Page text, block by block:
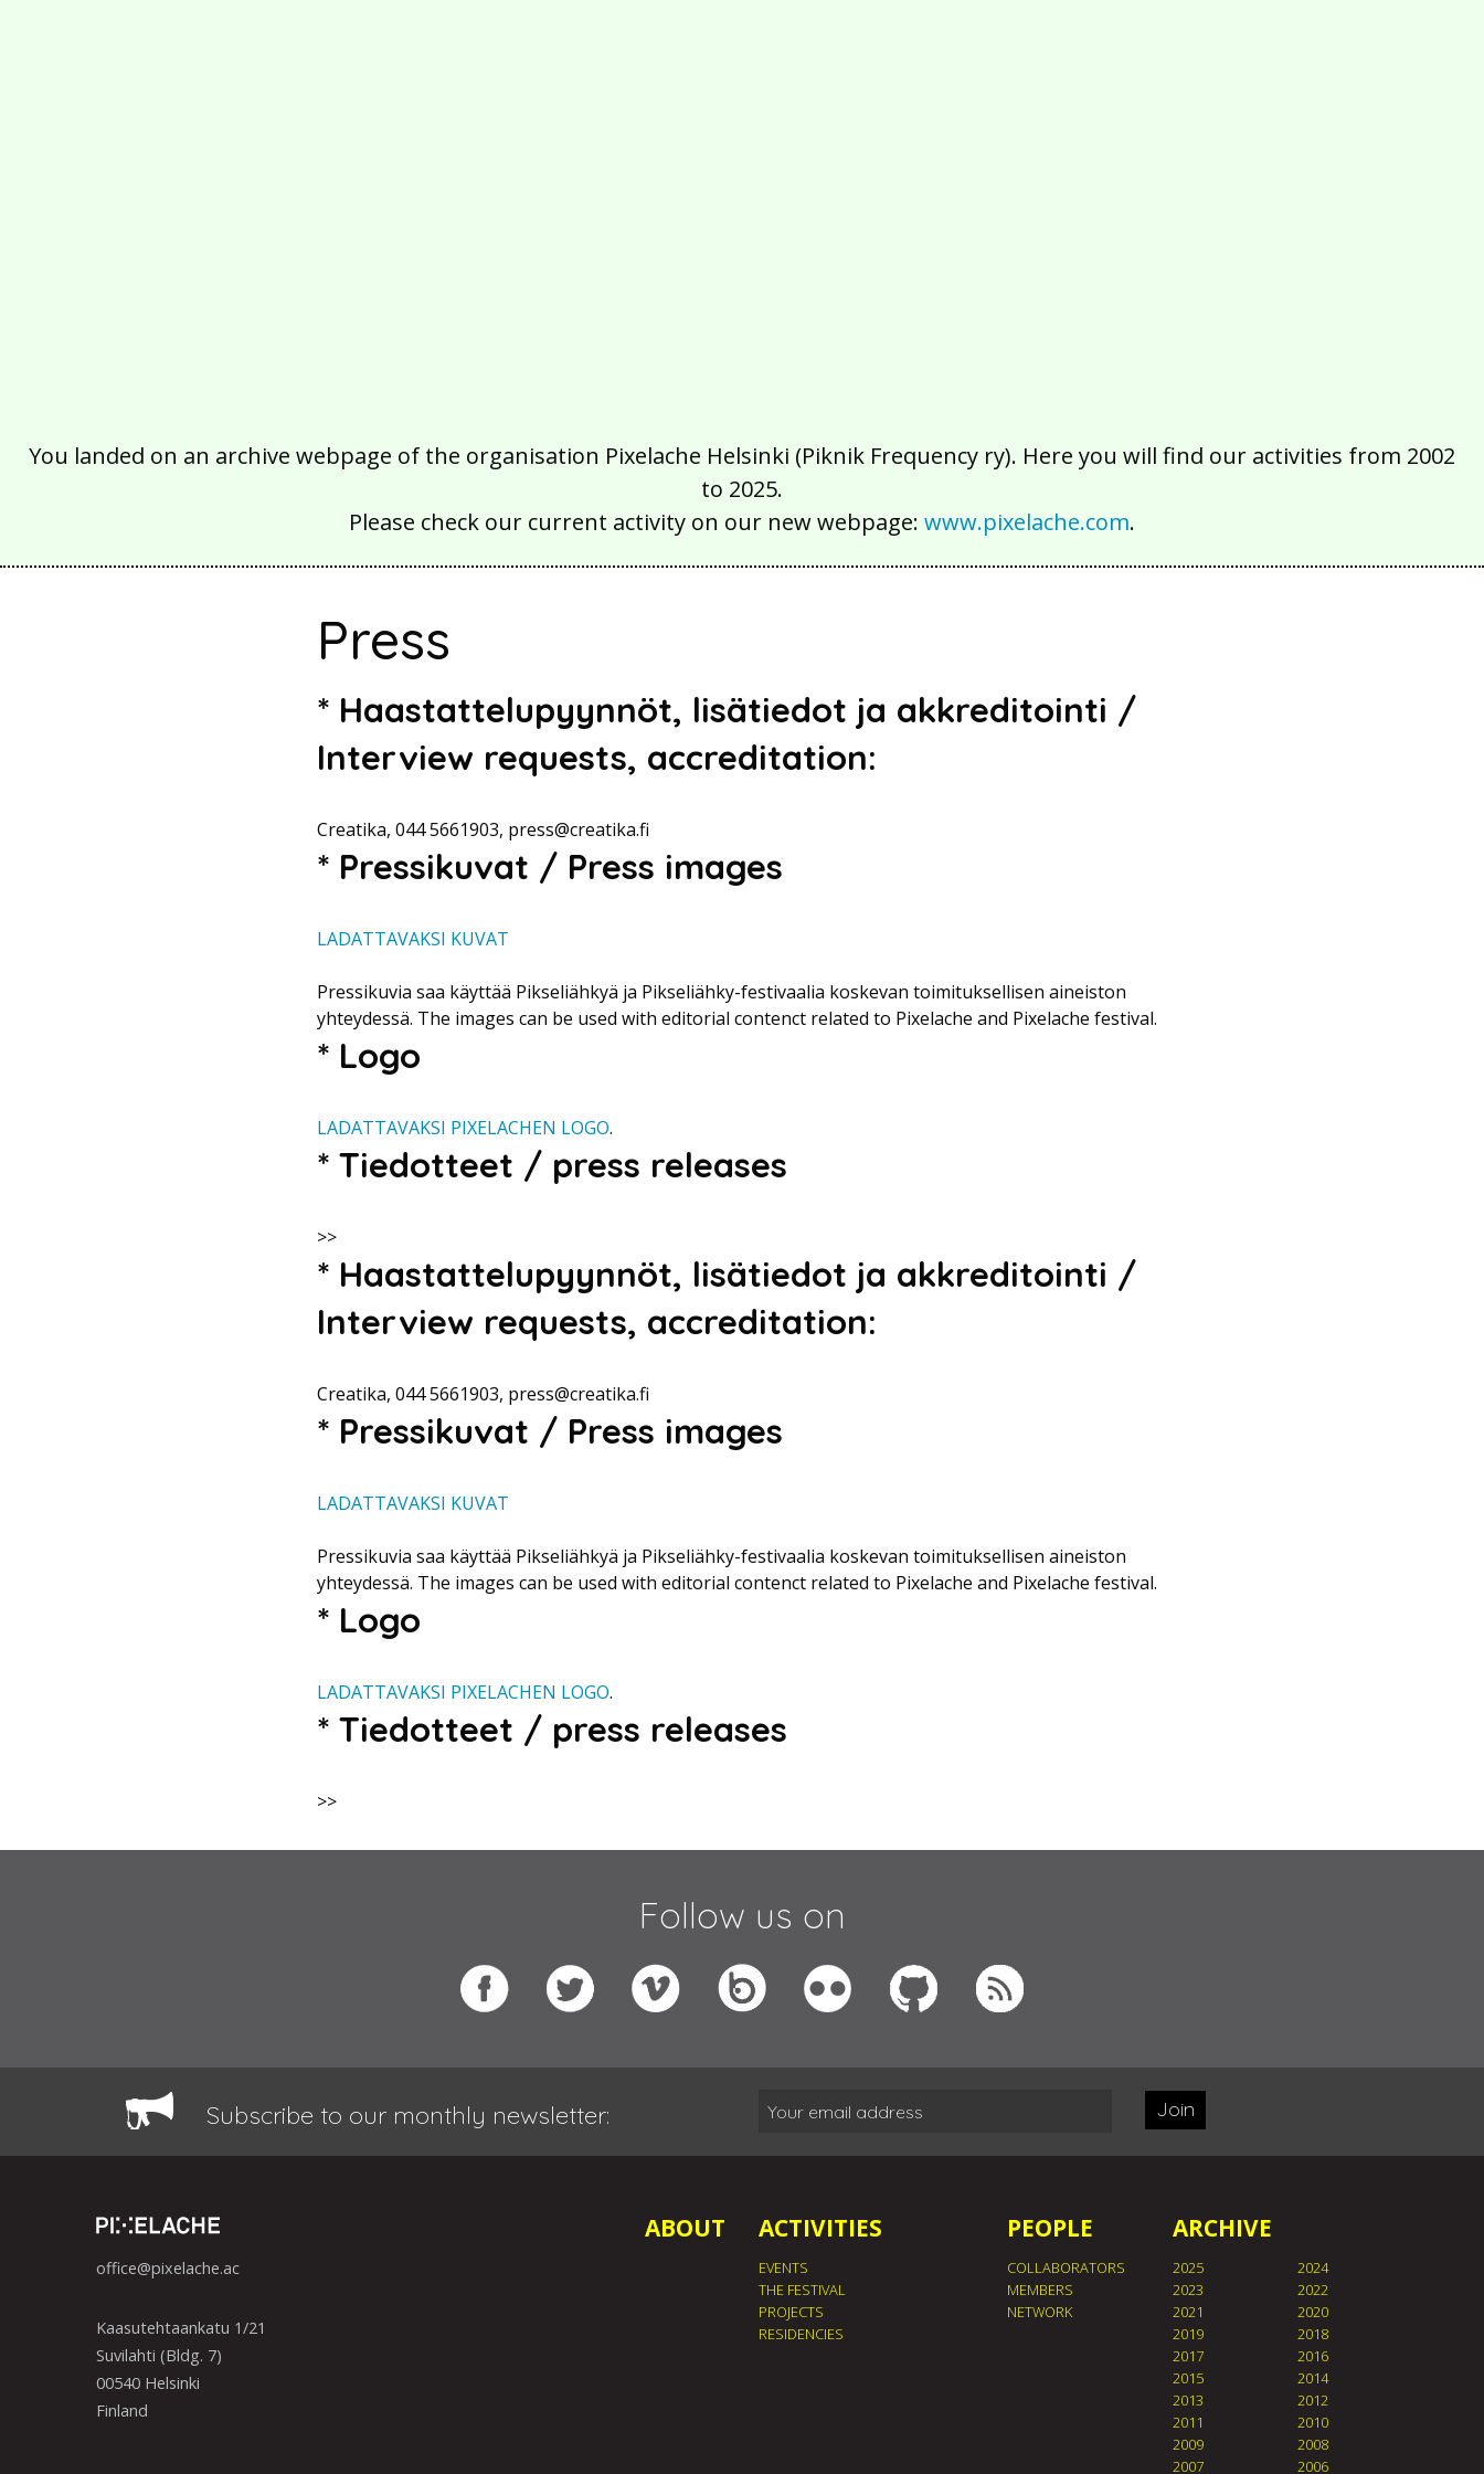
You landed on an archive webpage of the organisation Pixelache Helsinki (Piknik Frequency ry). Here you will find our activities from 2002
to 2025.
Please check our current activity on our new webpage: www.pixelache.com.
Press
* Haastattelupyynnöt, lisätiedot ja akkreditointi /
Interview requests, accreditation:
Creatika, 044 5661903, press@creatika.fi
* Pressikuvat / Press images
LADATTAVAKSI KUVAT
Pressikuvia saa käyttää Pikseliähkyä ja Pikseliähky-festivaalia koskevan toimituksellisen aineiston
yhteydessä. The images can be used with editorial contenct related to Pixelache and Pixelache festival.
* Logo
LADATTAVAKSI PIXELACHEN LOGO.
* Tiedotteet / press releases
>>
* Haastattelupyynnöt, lisätiedot ja akkreditointi /
Interview requests, accreditation:
Creatika, 044 5661903, press@creatika.fi
* Pressikuvat / Press images
LADATTAVAKSI KUVAT
Pressikuvia saa käyttää Pikseliähkyä ja Pikseliähky-festivaalia koskevan toimituksellisen aineiston
yhteydessä. The images can be used with editorial contenct related to Pixelache and Pixelache festival.
* Logo
LADATTAVAKSI PIXELACHEN LOGO.
* Tiedotteet / press releases
>>
Follow us on
Subscribe to our monthly newsletter: Join
office@pixelache.ac
Kaasutehtaankatu 1/21
Suvilahti (Bldg. 7)
00540 Helsinki
Finland
ABOUT ACTIVITIES
EVENTS
THE FESTIVAL
PROJECTS
RESIDENCIES
PEOPLE
COLLABORATORS
MEMBERS
NETWORK
ARCHIVE
2025
2024
2023
2022
2021
2020
2019
2018
2017
2016
2015
2014
2013
2012
2011
2010
2009
2008
2007
2006